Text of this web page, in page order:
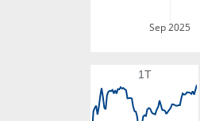
Sep 2025
1T